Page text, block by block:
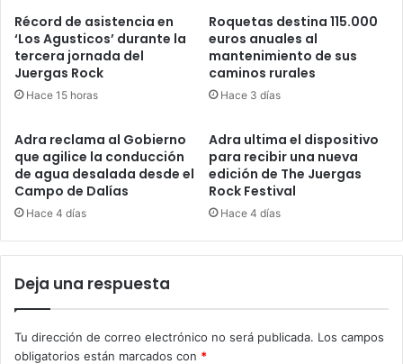
Récord de asistencia en
‘Los Agusticos’ durante la
tercera jornada del
Juergas Rock
Hace 15 horas
Roquetas destina 115.000
euros anuales al
mantenimiento de sus
caminos rurales
Hace 3 días
Adra reclama al Gobierno
que agilice la conducción
de agua desalada desde el
Campo de Dalías
Hace 4 días
Adra ultima el dispositivo
para recibir una nueva
edición de The Juergas
Rock Festival
Hace 4 días
Deja una respuesta
Tu dirección de correo electrónico no será publicada. Los campos
obligatorios están marcados con *